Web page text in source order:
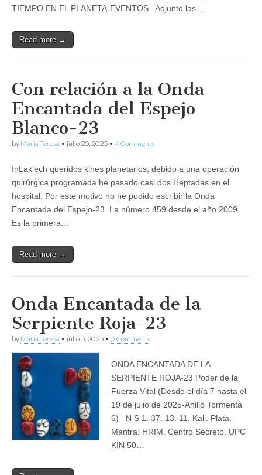
TIEMPO EN EL PLANETA-EVENTOS Adjunto las…
Read more →
Con relación a la Onda
Encantada del Espejo
Blanco-23
by Maria Teresa • julio 20, 2025 • 4 Comments
InLak’ech queridos kines planetarios, debido a una operación
quirúrgica programada he pasado casi dos Heptadas en el
hospital. Por este motivo no he podido escribir la Onda
Encantada del Espejo-23. La número 459 desde el año 2009.
Es la primera…
Read more →
Onda Encantada de la
Serpiente Roja-23
by Maria Teresa • julio 5, 2025 • 0 Comments
ONDA ENCANTADA DE LA
SERPIENTE ROJA-23 Poder de la
Fuerza Vital (Desde el día 7 hasta el
19 de julio de 2025-Anillo Tormenta
6) N S 1. 37. 13. 11. Kali. Plata.
Mantra: HRIM. Centro Secreto. UPC
KIN 50…